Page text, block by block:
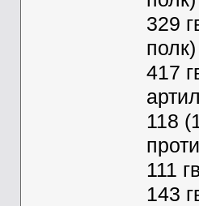
329
полк)
417
118
111
143